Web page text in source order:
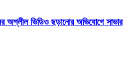
অশ্লীল ভিডিও ছড়ানোর অভিযোগে সাভার